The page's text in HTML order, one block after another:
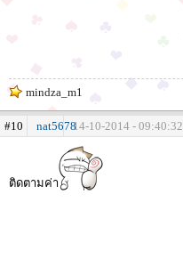
mindza_m1
#10 nat567814-10-2014 - 09:40:32
ติดตามค่า